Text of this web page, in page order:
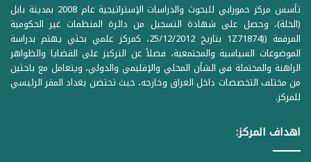
تأسس مركز حمورابي للبحوث والدراسات الإستراتيجية عام 2008 بمدينة بابل
(الحلة)، وحصل على شهادة التسجيل من دائرة المنظمات غير الحكومية
المرقمة ((1Z71874 بتاريخ 25/12/2012، كمركز علمي بحثي يهتم بدراسة
الموضوعات السياسية والمجتمعية، فضلاً عن التركيز على القضايا والظواهر
الراهنة والمحتملة في الشأن المحلي والإقليمي والدولي، ويتعامل مع باحثين
من مختلف التخصصات داخل العراق وخارجه، حيث تحتضن بغداد المقر الرئيسي
للمركز.
اهداف المركز: